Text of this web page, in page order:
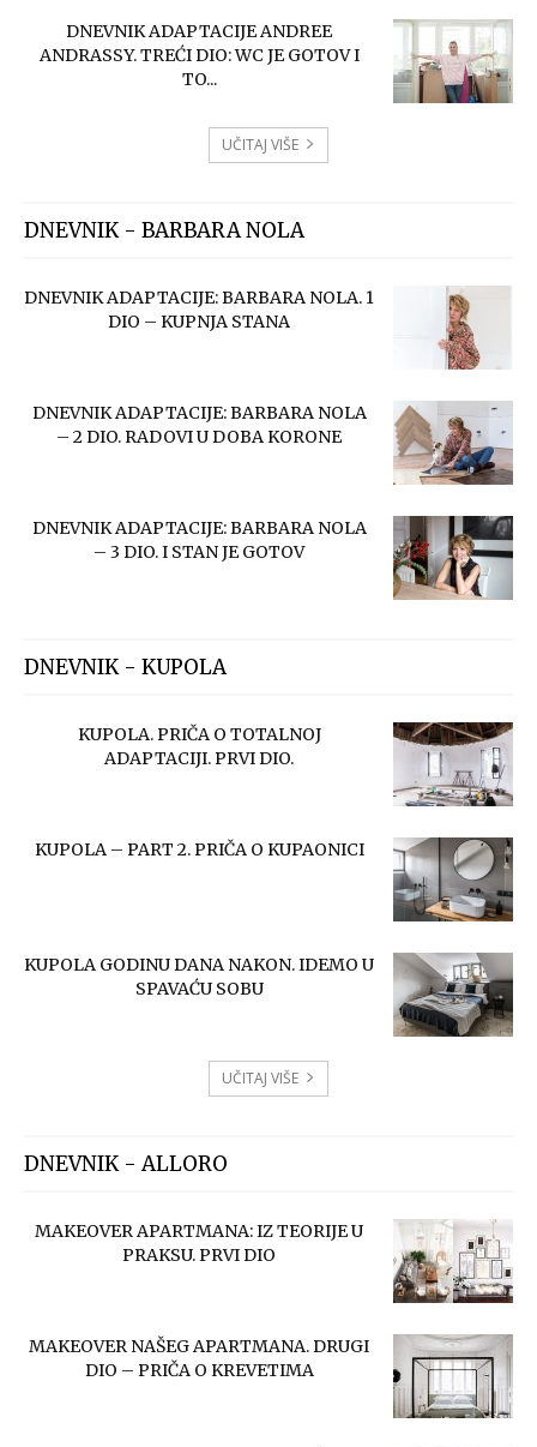
DNEVNIK ADAPTACIJE ANDREE
ANDRASSY. TREĆI DIO: WC JE GOTOV I
TO...
UČITAJ VIŠE
DNEVNIK - BARBARA NOLA
DNEVNIK ADAPTACIJE: BARBARA NOLA. 1
DIO – KUPNJA STANA
DNEVNIK ADAPTACIJE: BARBARA NOLA
– 2 DIO. RADOVI U DOBA KORONE
DNEVNIK ADAPTACIJE: BARBARA NOLA
– 3 DIO. I STAN JE GOTOV
DNEVNIK - KUPOLA
KUPOLA. PRIČA O TOTALNOJ
ADAPTACIJI. PRVI DIO.
KUPOLA – PART 2. PRIČA O KUPAONICI
KUPOLA GODINU DANA NAKON. IDEMO U
SPAVAĆU SOBU
UČITAJ VIŠE
DNEVNIK - ALLORO
MAKEOVER APARTMANA: IZ TEORIJE U
PRAKSU. PRVI DIO
MAKEOVER NAŠEG APARTMANA. DRUGI
DIO – PRIČA O KREVETIMA